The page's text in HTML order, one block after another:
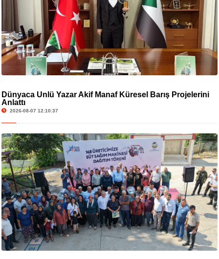
Dünyaca Ünlü Yazar Akif Manaf Küresel Barış Projelerini
Anlattı
2026-08-07 12:10:37